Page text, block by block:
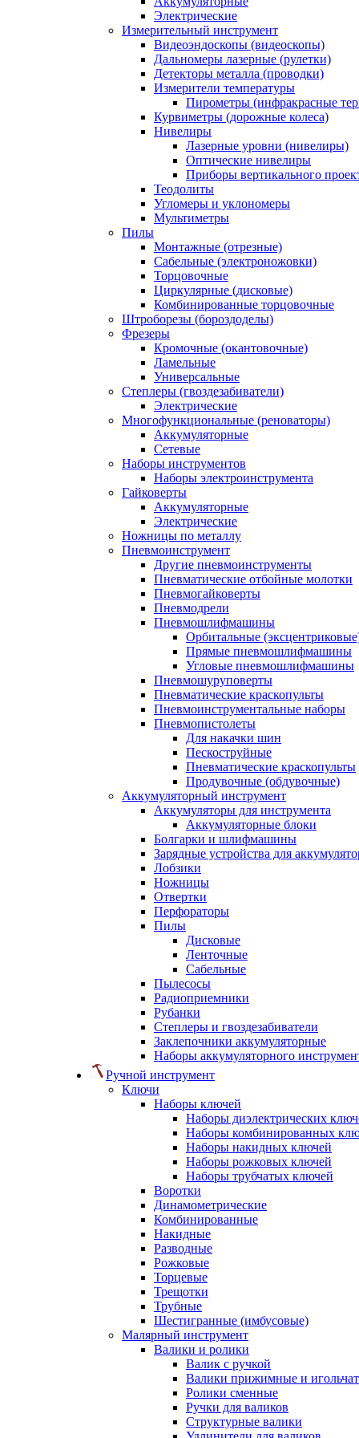
Электрические
Измерительный инструмент
Видеоэндоскопы (видеоскопы)
Дальномеры лазерные (рулетки)
Детекторы металла (проводки)
Измерители температуры
Пирометры (инфракрасные
Курвиметры (дорожные колеса)
Нивелиры
Лазерные уровни (нивелиры)
Оптические нивелиры
Приборы вертикального
Теодолиты
Угломеры и уклономеры
Мультиметры
Пилы
Монтажные (отрезные)
Сабельные (электроножовки)
Торцовочные
Циркулярные (дисковые)
Комбинированные торцовочные
Штроборезы (бороздоделы)
Фрезеры
Кромочные (окантовочные)
Ламельные
Универсальные
Степлеры (гвоздезабиватели)
Электрические
Многофункциональные (реноваторы)
Аккумуляторные
Сетевые
Наборы инструментов
Наборы электроинструмента
Гайковерты
Аккумуляторные
Электрические
Ножницы по металлу
Пневмоинструмент
Другие пневмоинструменты
Пневматические отбойные молотки
Пневмогайковерты
Пневмодрели
Пневмошлифмашины
Орбитальные
Прямые пневмошлифмашины
Угловые пневмошлифмашины
Пневмошуруповерты
Пневматические краскопульты
Пневмоинструментальные наборы
Пневмопистолеты
Для накачки шин
Пескоструйные
Пневматические краскопульты
Продувочные (обдувочные)
Аккумуляторный инструмент
Аккумуляторы для инструмента
Аккумуляторные блоки
Болгарки и шлифмашины
Зарядные устройства для
Лобзики
Ножницы
Отвертки
Перфораторы
Пилы
Дисковые
Ленточные
Сабельные
Пылесосы
Радиоприемники
Рубанки
Степлеры и гвоздезабиватели
Заклепочники аккумуляторные
Наборы аккумуляторного
Ручной инструмент
Ключи
Наборы ключей
Наборы диэлектрических
Наборы комбинированных
Наборы накидных ключей
Наборы рожковых ключей
Наборы трубчатых ключей
Воротки
Динамометрические
Комбинированные
Накидные
Разводные
Рожковые
Торцевые
Трещотки
Трубные
Шестигранные (имбусовые)
Малярный инструмент
Валики и ролики
Валик с ручкой
Валики прижимные и
Ролики сменные
Ручки для валиков
Структурные валики